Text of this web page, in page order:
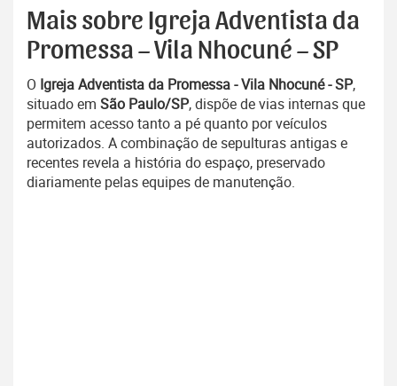
Mais sobre Igreja Adventista da
Promessa – Vila Nhocuné – SP
O Igreja Adventista da Promessa - Vila Nhocuné - SP,
situado em São Paulo/SP, dispõe de vias internas que
permitem acesso tanto a pé quanto por veículos
autorizados. A combinação de sepulturas antigas e
recentes revela a história do espaço, preservado
diariamente pelas equipes de manutenção.